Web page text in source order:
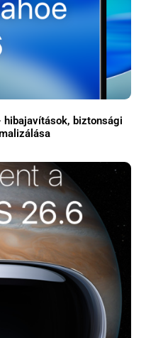
hibajavítások, biztonsági